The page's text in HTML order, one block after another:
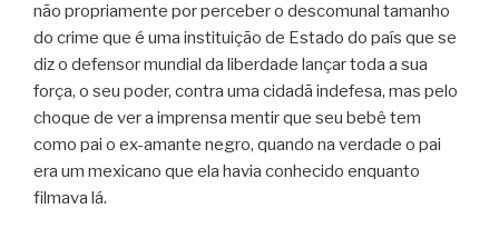
não propriamente por perceber o descomunal tamanho
do crime que é uma instituição de Estado do país que se
diz o defensor mundial da liberdade lançar toda a sua
força, o seu poder, contra uma cidadã indefesa, mas pelo
choque de ver a imprensa mentir que seu bebê tem
como pai o ex-amante negro, quando na verdade o pai
era um mexicano que ela havia conhecido enquanto
filmava lá.